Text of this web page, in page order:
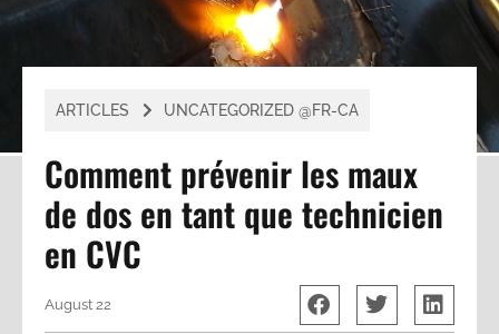
ARTICLES UNCATEGORIZED @FR-CA
Comment prévenir les maux
de dos en tant que technicien
en CVC
August 22